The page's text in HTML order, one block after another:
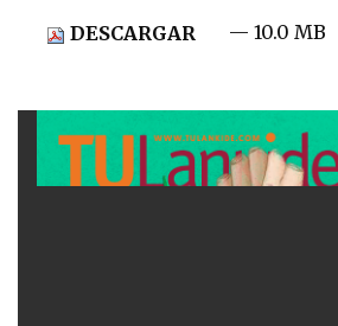
DESCARGAR — 10.0 MB